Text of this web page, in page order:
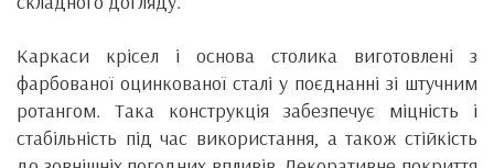
Каркаси крісел і основа столика виготовлені з
фарбованої оцинкованої сталі у поєднанні зі штучним
ротангом. Така конструкція забезпечує міцність і
стабільність під час використання, а також стійкість